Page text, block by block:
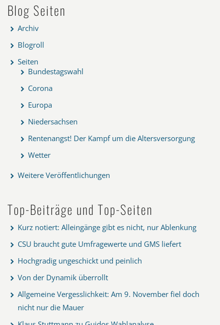
Blog Seiten
Archiv
Blogroll
Seiten
Bundestagswahl
Corona
Europa
Niedersachsen
Rentenangst! Der Kampf um die Altersversorgung
Wetter
Weitere Veröffentlichungen
Top-Beiträge und Top-Seiten
Kurz notiert: Alleingänge gibt es nicht, nur Ablenkung
CSU braucht gute Umfragewerte und GMS liefert
Hochgradig ungeschickt und peinlich
Von der Dynamik überrollt
Allgemeine Vergesslichkeit: Am 9. November fiel doch
nicht nur die Mauer